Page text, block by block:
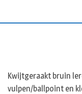
Kwijtgeraakt bruin
vulpen/ballpoint en